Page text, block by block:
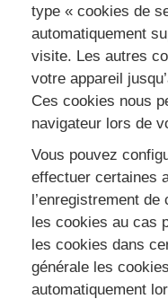
type « cookies de
automatiquement
visite. Les autres
votre appareil
Ces cookies nous
navigateur lors de
Vous pouvez
effectuer certaines
l’enregistrement
les cookies au cas
les cookies dans
générale les
automatiquement